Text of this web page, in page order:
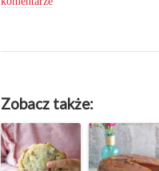
Zobacz także: